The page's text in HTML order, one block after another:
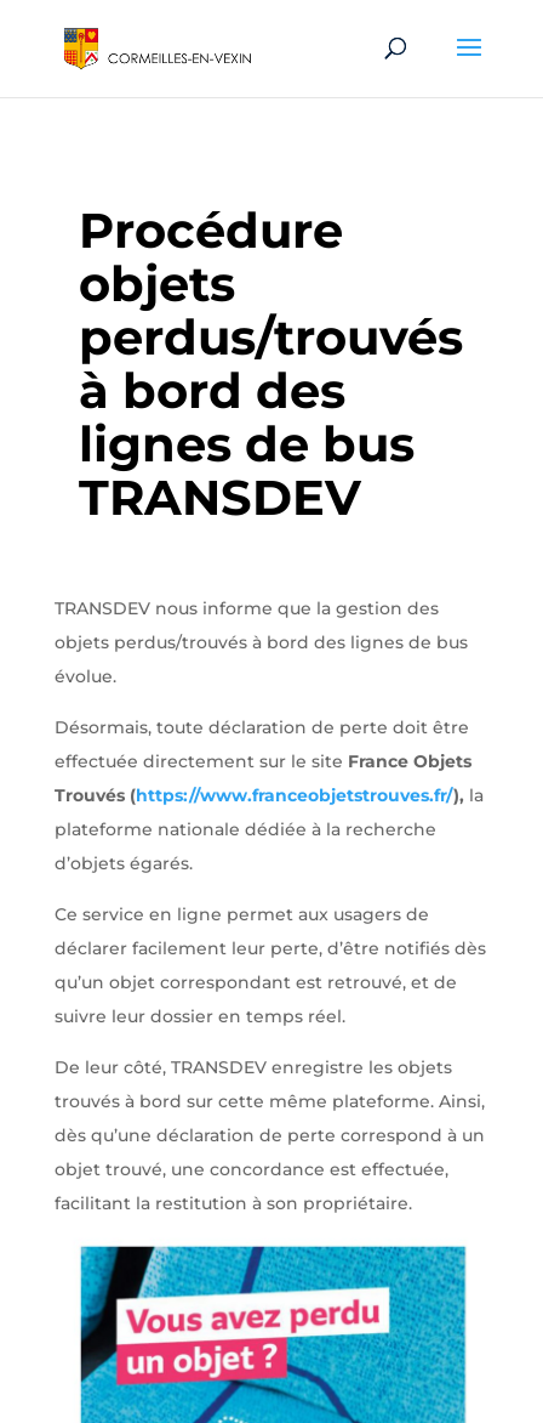
Procédure
objets
perdus/trouvés
à bord des
lignes de bus
TRANSDEV
TRANSDEV nous informe que la gestion des
objets perdus/trouvés à bord des lignes de bus
évolue.
Désormais, toute déclaration de perte doit être
effectuée directement sur le site France Objets
Trouvés (https://www.franceobjetstrouves.fr/), la
plateforme nationale dédiée à la recherche
d’objets égarés.
Ce service en ligne permet aux usagers de
déclarer facilement leur perte, d’être notifiés dès
qu’un objet correspondant est retrouvé, et de
suivre leur dossier en temps réel.
De leur côté, TRANSDEV enregistre les objets
trouvés à bord sur cette même plateforme. Ainsi,
dès qu’une déclaration de perte correspond à un
objet trouvé, une concordance est effectuée,
facilitant la restitution à son propriétaire.